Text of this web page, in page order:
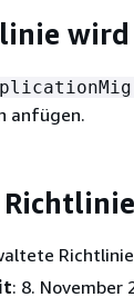
anfügen.
Richtlinie
: 8. November